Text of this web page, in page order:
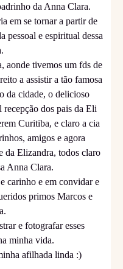
da Anna Clara.
em se tornar a partir de
pessoal e espiritual dessa
aonde tivemos um fds de
a assistir a tão famosa
da cidade, o delicioso
recepção dos pais da Eli
Curitiba, e claro a cia
amigos e agora
da Elizandra, todos claro
Anna Clara.
carinho e em convidar e
primos Marcos e
e fotografar esses
minha vida.
afilhada linda :)